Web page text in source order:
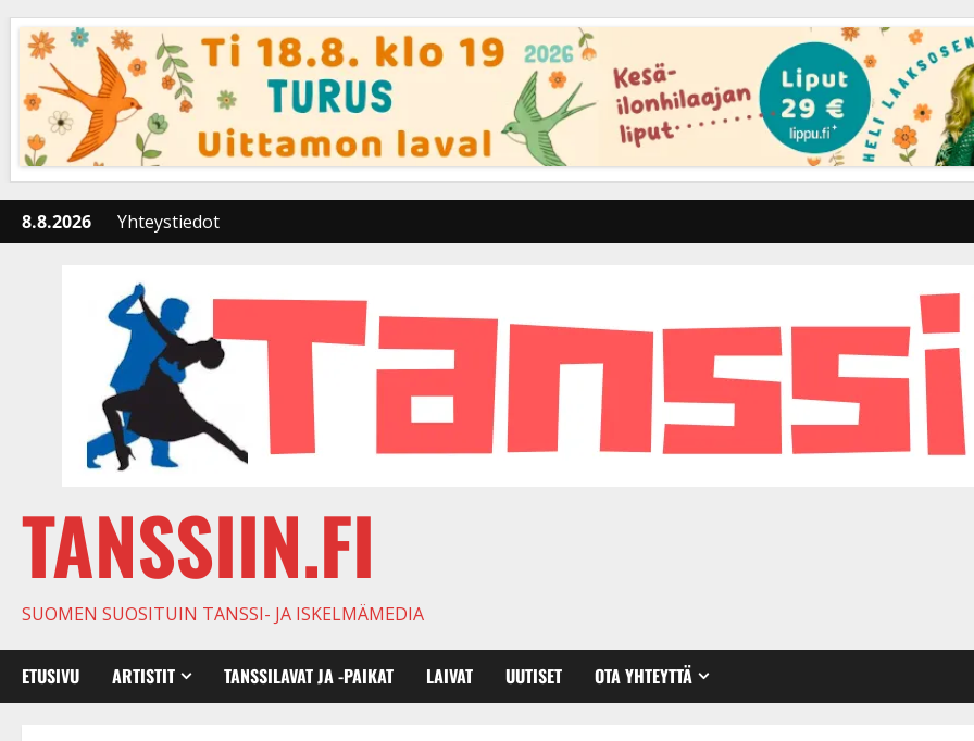
content
8.8.2026 Yhteystiedot
TANSSIIN.FI
SUOMEN SUOSITUIN TANSSI- JA ISKELMÄMEDIA
ETUSIVU ARTISTIT TANSSILAVAT JA -PAIKAT LAIVAT UUTISET OTA YHTEYTTÄ